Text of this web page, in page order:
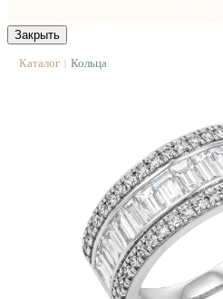
Закрыть
Каталог | Кольца